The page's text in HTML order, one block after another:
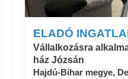
ELADÓ
Vállalkozásra
ház Józsán
Hajdú-Bihar megye,